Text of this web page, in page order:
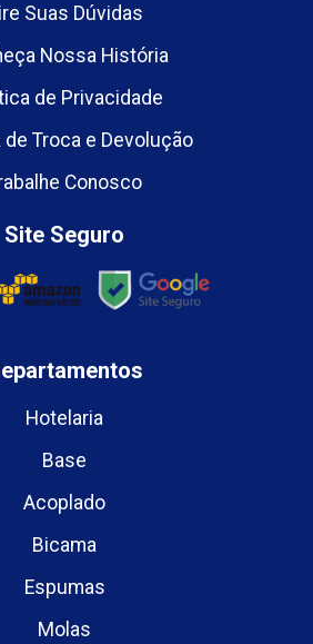
Suas Dúvidas
Nossa História
de Privacidade
Troca e Devolução
Conosco
Site Seguro
Hotelaria
Base
Acoplado
Bicama
Espumas
Molas